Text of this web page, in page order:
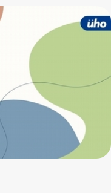
癌對台灣婦女的健康威脅
統計，當年計有8136人被
灣每天約22名婦女被診
醫大特別舉辦「抗癌座談
正醫師及吳鴻誠醫師、精
突破，並教導患者如何讓
動內容日期時間人員設備
最新訊息為準，因此參加
免臨時異動或取消，當天
：102年6月29日（六）下
忠孝東路4段172）3F洽
血腫科 林先生或陳小姐